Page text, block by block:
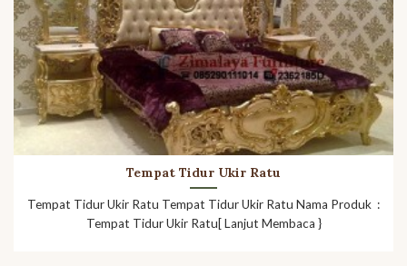
Tempat Tidur Ukir Ratu
Tempat Tidur Ukir Ratu Tempat Tidur Ukir Ratu Nama Produk :
Tempat Tidur Ukir Ratu[ Lanjut Membaca }